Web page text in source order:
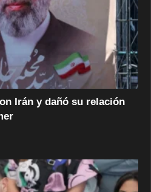
Irán y dañó su relación